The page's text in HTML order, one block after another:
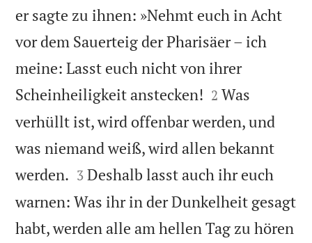
er sagte zu ihnen: »Nehmt euch in Acht
vor dem Sauerteig der Pharisäer – ich
meine: Lasst euch nicht von ihrer
Scheinheiligkeit anstecken! 

2 Was
verhüllt ist, wird offenbar werden, und
was niemand weiß, wird allen bekannt
werden. 

3 Deshalb lasst auch ihr euch
warnen: Was ihr in der Dunkelheit gesagt
habt, werden alle am hellen Tag zu hören